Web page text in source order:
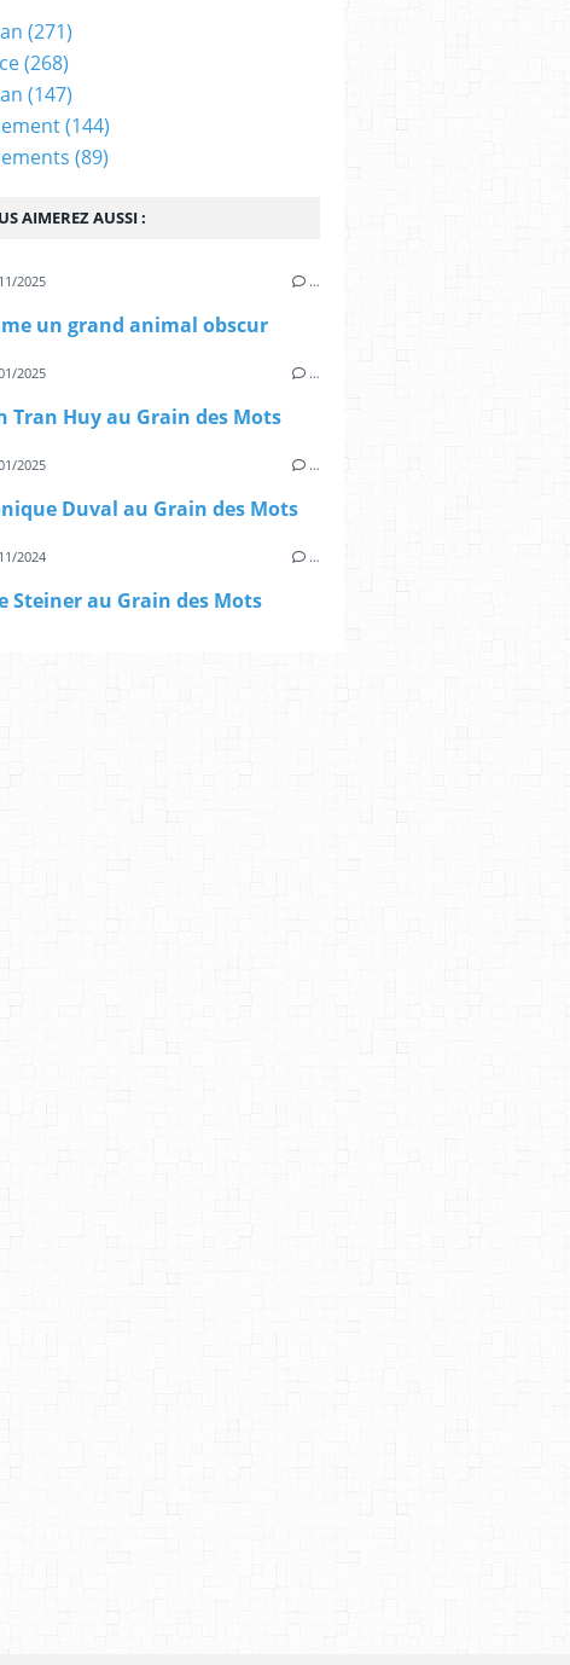
AIMEREZ AUSSI :
2025 …
un grand animal obscur
2025 …
Tran Huy au Grain des Mots
2025 …
Duval au Grain des Mots
2024 …
Steiner au Grain des Mots
(271)
(268)
(147)
(144)
(89)